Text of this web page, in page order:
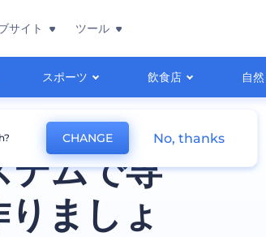
スポーツ 飲食店 自然
サイト ツール
テムで専
ましょ
CHANGE No, thanks